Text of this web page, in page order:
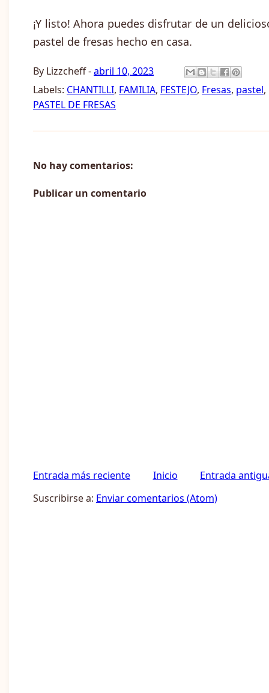
¡Y listo! Ahora puedes disfrutar de un
pastel de fresas hecho en casa.
By Lizzcheff-abril 10, 2023
Labels: CHANTILLI, FAMILIA, FESTEJO, Fresas, pastel,
PASTEL DE FRESAS
No hay comentarios:
Publicar un comentario
Entrada más reciente Entrada
Inicio
Suscribirse a: Enviar comentarios (Atom)